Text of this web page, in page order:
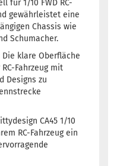
für 1/10 FWD RC-
gewährleistet eine
Chassis wie
Schumacher.
klare Oberfläche
Fahrzeug mit
Designs zu
CA45 1/10
RC-Fahrzeug ein